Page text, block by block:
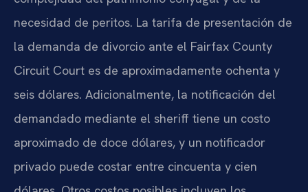
necesidad de peritos. La tarifa de presentación de
la demanda de divorcio ante el Fairfax County
Circuit Court es de aproximadamente ochenta y
seis dólares. Adicionalmente, la notificación del
demandado mediante el sheriff tiene un costo
aproximado de doce dólares, y un notificador
privado puede costar entre cincuenta y cien